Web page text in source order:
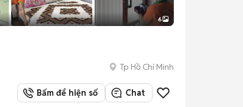
6
Tp Hồ Chí Minh
Bấm để hiện số Chat